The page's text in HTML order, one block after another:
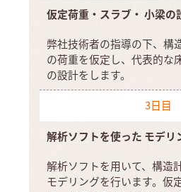
仮定荷重・スラブ・ 小梁の
弊社技術者の指導の下、構
の荷重を仮定し、代表的な
の設計をします。
3日目
解析ソフトを使った モデリ
解析ソフトを用いて、構造
モデリングを行います。仮